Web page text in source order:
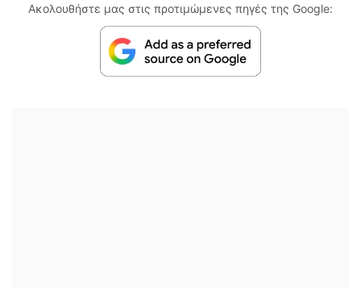
Ακολουθήστε μας στις προτιμώμενες πηγές της Google: